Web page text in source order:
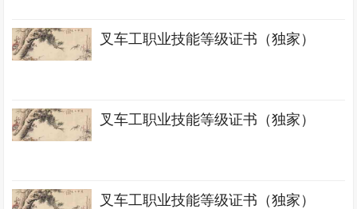
叉车工职业技能等级证书（独家）
叉车工职业技能等级证书（独家）
叉车工职业技能等级证书（独家）